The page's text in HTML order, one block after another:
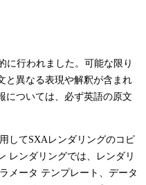
に行われました。可能な限り
と異なる表現や解釈が含まれ
については、必ず英語の原文
してSXAレンダリングのコピ
レンダリングでは、レンダリ
メータ テンプレート、データ